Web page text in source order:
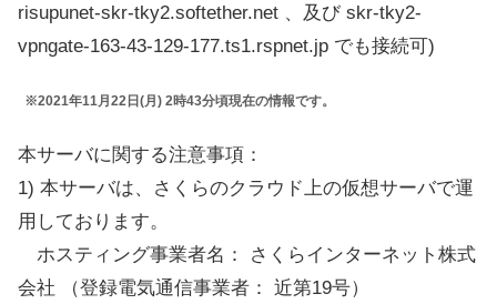
risupunet-skr-tky2.softether.net 、及び skr-tky2-
vpngate-163-43-129-177.ts1.rspnet.jp でも接続可)
※2021年11月22日(月) 2時43分頃現在の情報です。
本サーバに関する注意事項：
1) 本サーバは、さくらのクラウド上の仮想サーバで運
用しております。
ホスティング事業者名： さくらインターネット株式
会社 （登録電気通信事業者： 近第19号）